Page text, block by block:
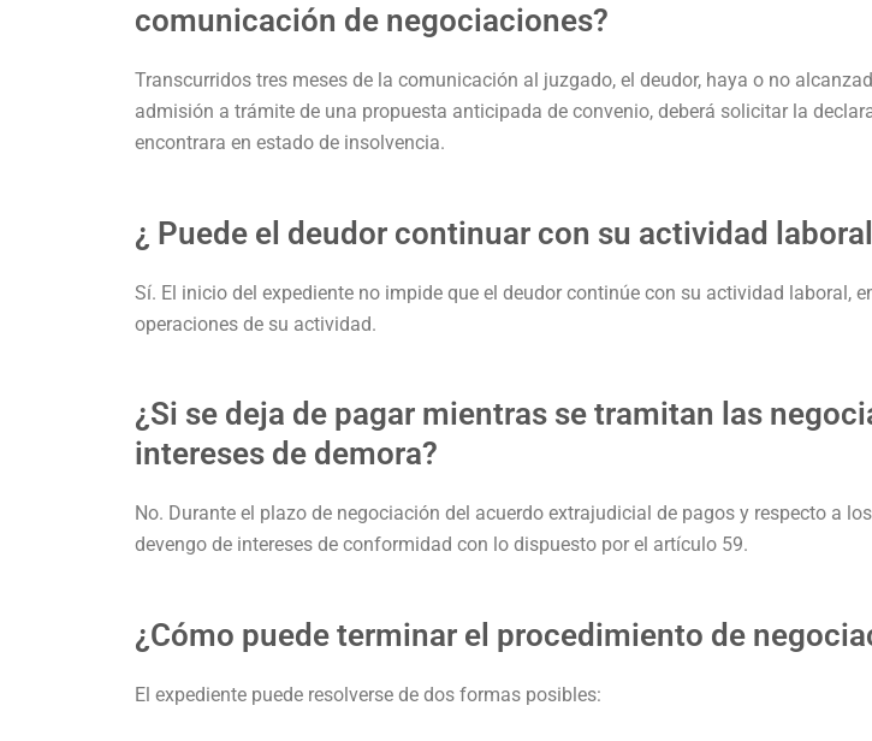
comunicación de negociaciones?
Transcurridos tres meses de la comunicación al juzgado, el deudor, haya o no
admisión a trámite de una propuesta anticipada de convenio, deberá solicitar la
encontrara en estado de insolvencia.
¿ Puede el deudor continuar con su actividad
Sí. El inicio del expediente no impide que el deudor continúe con su actividad laboral,
operaciones de su actividad.
¿Si se deja de pagar mientras se tramitan las
intereses de demora?
No. Durante el plazo de negociación del acuerdo extrajudicial de pagos y respecto a
devengo de intereses de conformidad con lo dispuesto por el artículo 59.
¿Cómo puede terminar el procedimiento de
El expediente puede resolverse de dos formas posibles: